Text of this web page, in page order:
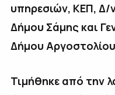
υπηρεσιών, ΚΕΠ, Δ/
Δήμου Σάμης και
Δήμου
Τιμήθηκε από την